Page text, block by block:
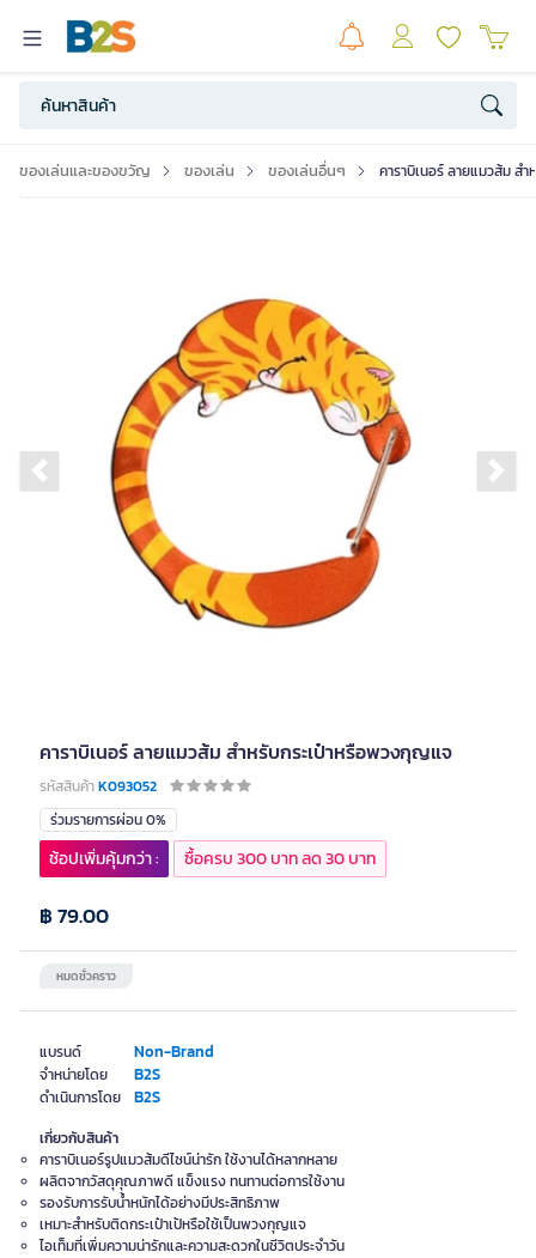
ของเล่นและของขวัญ ของเล่น ของเล่นอื่นๆ คาราบิเนอร์ ลายแมวส้ม ส
Previous slide
คาราบิเนอร์ ลายแมวส้ม สำหรับกระเป๋าหรือพวงกุญแจ
รหัสสินค้าK093052
แบรนด์ Non-Brand
จำหน่ายโดย B2S
ดำเนินการโดย B2S
ร่วมรายการผ่อน 0%
หมดชั่วคราว
฿ 79.00
ช้อปเพิ่มคุ้มกว่า : ซื้อครบ 300 บาท ลด 30 บาท
เกี่ยวกับสินค้า
คาราบิเนอร์รูปแมวส้มดีไซน์น่ารัก ใช้งานได้หลากหลาย
ผลิตจากวัสดุคุณภาพดี แข็งแรง ทนทานต่อการใช้งาน
รองรับการรับน้ำหนักได้อย่างมีประสิทธิภาพ
เหมาะสำหรับติดกระเป๋าเป้หรือใช้เป็นพวงกุญแจ
ไอเท็มที่เพิ่มความน่ารักและความสะดวกในชีวิตประจำวัน